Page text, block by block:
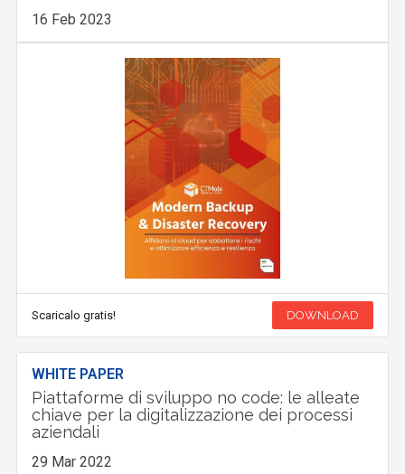
16 Feb 2023
Scaricalo gratis! DOWNLOAD
WHITE PAPER
Piattaforme di sviluppo no code: le alleate
chiave per la digitalizzazione dei processi
aziendali
29 Mar 2022